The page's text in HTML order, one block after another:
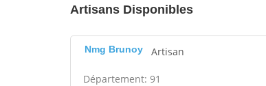
Artisans Disponibles
Nmg Brunoy Artisan
Département: 91